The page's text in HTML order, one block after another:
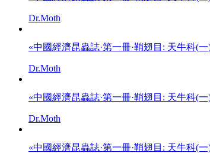
Dr.Moth
«中國經濟昆蟲誌·第一冊·鞘翅目: 天牛科(
Dr.Moth
«中國經濟昆蟲誌·第一冊·鞘翅目: 天牛科(
Dr.Moth
«中國經濟昆蟲誌·第一冊·鞘翅目: 天牛科(